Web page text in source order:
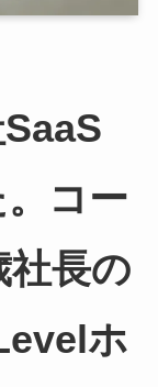
コー
社長の
ホ